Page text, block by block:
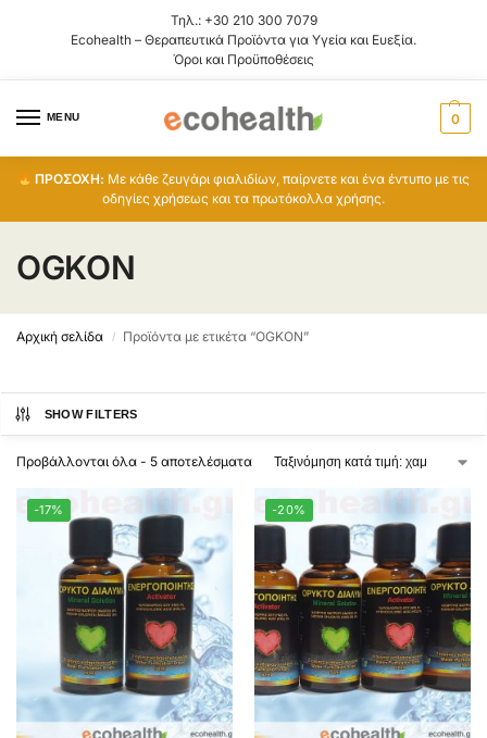
Τηλ.: +30 210 300 7079
Ecohealth – Θεραπευτικά Προϊόντα για Υγεία και Ευεξία.
Όροι και Προϋποθέσεις
MENU 0
ΠΡΟΣΟΧΗ: Με κάθε ζευγάρι φιαλιδίων, παίρνετε και ένα έντυπο με τις
οδηγίες χρήσεως και τα πρωτόκολλα χρήσης.
OGKON
Αρχική σελίδα / Προϊόντα με ετικέτα “OGKON”
SHOW FILTERS
Προβάλλονται όλα - 5 αποτελέσματα
-17% -20%